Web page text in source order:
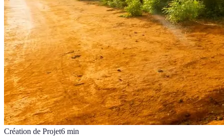
Création de Projet6 min